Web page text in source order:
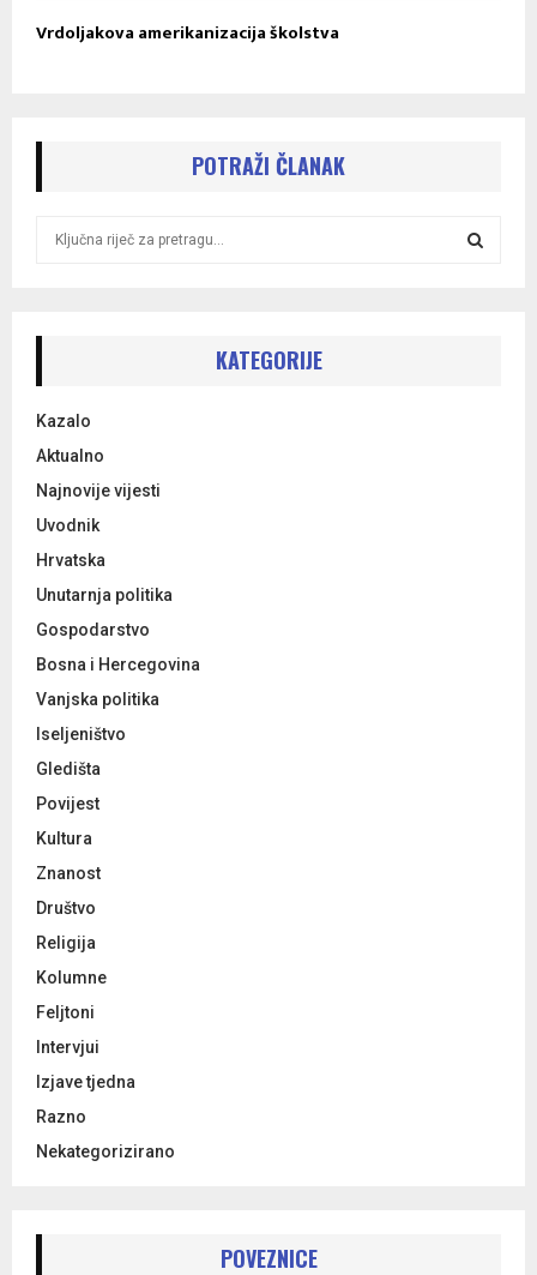
Vrdoljakova amerikanizacija školstva
POTRAŽI ČLANAK
r
:
KATEGORIJE
Kazalo
Aktualno
Najnovije vijesti
Uvodnik
Hrvatska
Unutarnja politika
Gospodarstvo
Bosna i Hercegovina
Vanjska politika
Iseljeništvo
Gledišta
Povijest
Kultura
Znanost
Društvo
Religija
Kolumne
Feljtoni
Intervjui
Izjave tjedna
Razno
Nekategorizirano
POVEZNICE